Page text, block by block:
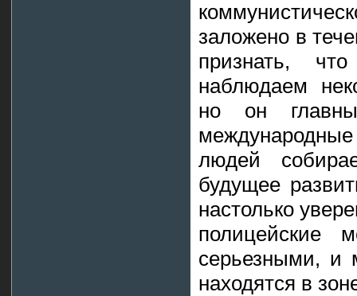
заложено в
признать,
наблюдаем
но он
людей
будущее
настолько
полицейские
серьезными, и
находятся в